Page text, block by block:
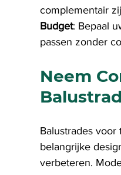
complementair
Budget: Bepaal
passen zonder
Neem
Balustrades
belangrijke
verbeteren.